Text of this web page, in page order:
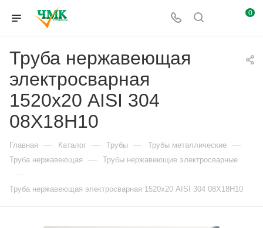
0
Труба нержавеющая
электросварная
1520х20 AISI 304
08Х18Н10
Главная — Каталог — Трубы — Трубы металлические —
Труба нержавеющая — Трубы нержавеющие электросварные
—
Труба нержавеющая электросварная 1520х20 AISI 304 08Х18Н10